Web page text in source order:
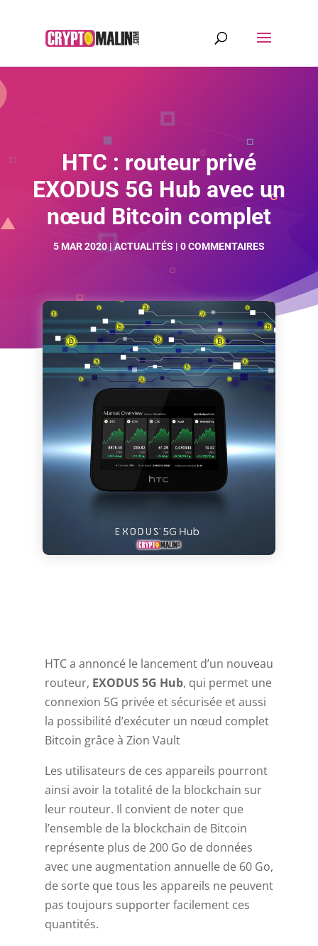
HTC : routeur privé
EXODUS 5G Hub avec un
nœud Bitcoin complet
5 MAR 2020|ACTUALITÉS | 0 COMMENTAIRES
HTC a annoncé le lancement d’un nouveau
routeur, EXODUS 5G Hub, qui permet une
connexion 5G privée et sécurisée et aussi
la possibilité d’exécuter un nœud complet
Bitcoin grâce à Zion Vault
Les utilisateurs de ces appareils pourront
ainsi avoir la totalité de la blockchain sur
leur routeur. Il convient de noter que
l’ensemble de la blockchain de Bitcoin
représente plus de 200 Go de données
avec une augmentation annuelle de 60 Go,
de sorte que tous les appareils ne peuvent
pas toujours supporter facilement ces
quantités.